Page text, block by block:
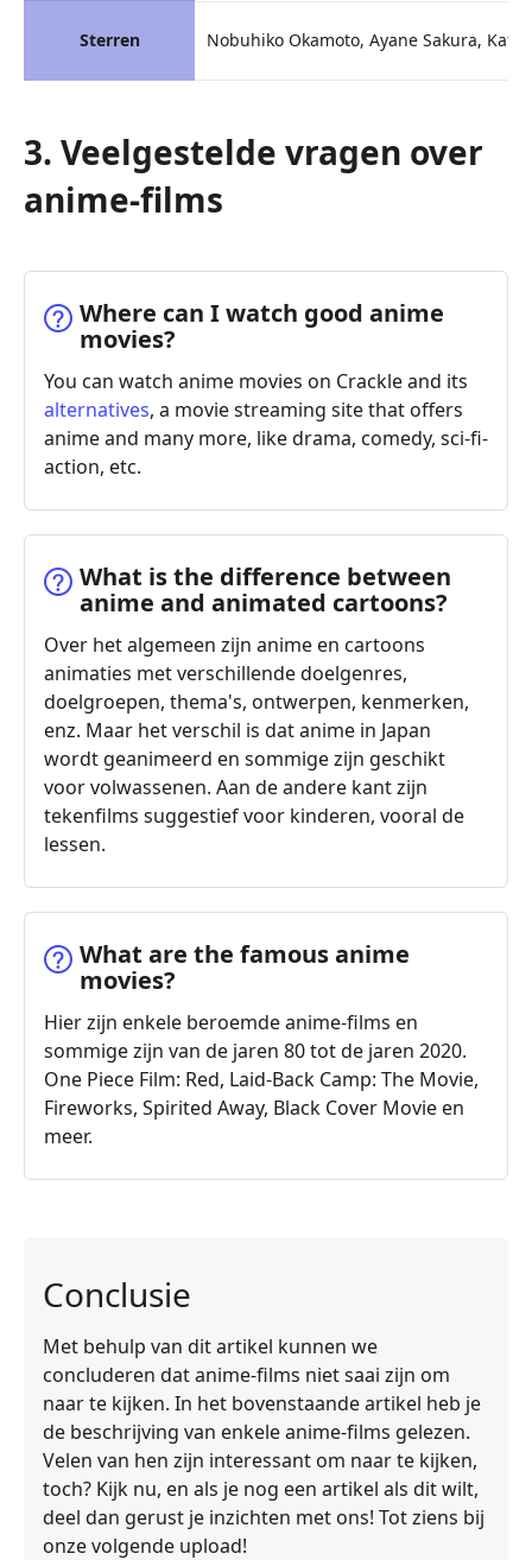
Sterren Nobuhiko Okamoto, Ayane Sakura,
3. Veelgestelde vragen over
anime-films
Where can I watch good anime
movies?
You can watch anime movies on Crackle and its
alternatives, a movie streaming site that offers
anime and many more, like drama, comedy, sci-fi-
action, etc.
What is the difference between
anime and animated cartoons?
Over het algemeen zijn anime en cartoons
animaties met verschillende doelgenres,
doelgroepen, thema's, ontwerpen, kenmerken,
enz. Maar het verschil is dat anime in Japan
wordt geanimeerd en sommige zijn geschikt
voor volwassenen. Aan de andere kant zijn
tekenfilms suggestief voor kinderen, vooral de
lessen.
What are the famous anime
movies?
Hier zijn enkele beroemde anime-films en
sommige zijn van de jaren 80 tot de jaren 2020.
One Piece Film: Red, Laid-Back Camp: The Movie,
Fireworks, Spirited Away, Black Cover Movie en
meer.
Conclusie
Met behulp van dit artikel kunnen we
concluderen dat anime-films niet saai zijn om
naar te kijken. In het bovenstaande artikel heb je
de beschrijving van enkele anime-films gelezen.
Velen van hen zijn interessant om naar te kijken,
toch? Kijk nu, en als je nog een artikel als dit wilt,
deel dan gerust je inzichten met ons! Tot ziens bij
onze volgende upload!